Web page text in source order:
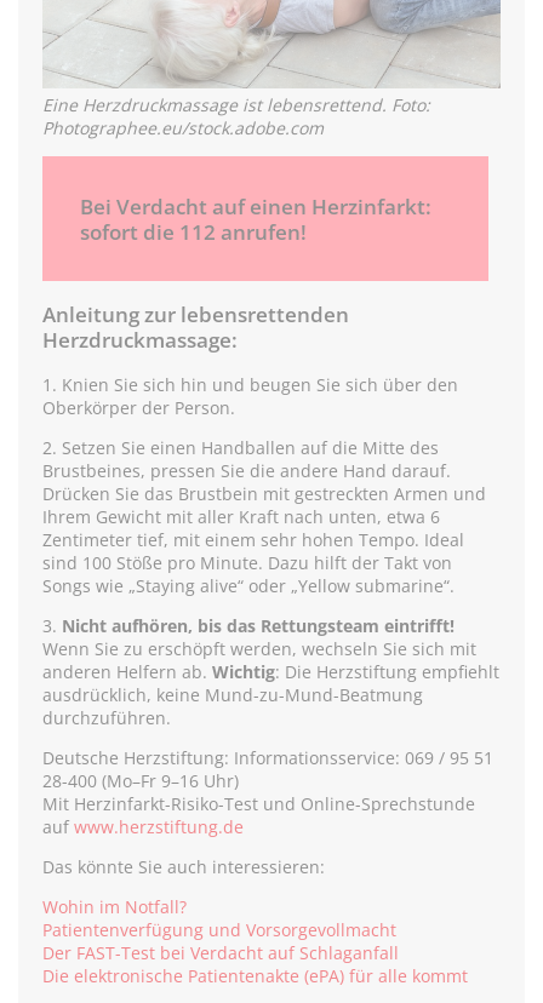
Eine Herzdruckmassage ist lebensrettend. Foto:
Photographee.eu/stock.adobe.com
Bei Verdacht auf einen Herzinfarkt:
sofort die 112 anrufen!
Anleitung zur lebensrettenden
Herzdruckmassage:
1. Knien Sie sich hin und beugen Sie sich über den
Oberkörper der Person.
2. Setzen Sie einen Handballen auf die Mitte des
Brustbeines, pressen Sie die andere Hand darauf.
Drücken Sie das Brustbein mit gestreckten Armen und
Ihrem Gewicht mit aller Kraft nach unten, etwa 6
Zentimeter tief, mit einem sehr hohen Tempo. Ideal
sind 100 Stöße pro Minute. Dazu hilft der Takt von
Songs wie „Staying alive“ oder „Yellow submarine“.
3. Nicht aufhören, bis das Rettungsteam eintrifft!
Wenn Sie zu erschöpft werden, wechseln Sie sich mit
anderen Helfern ab. Wichtig: Die Herzstiftung empfiehlt
ausdrücklich, keine Mund-zu-Mund-Beatmung
durchzuführen.
Deutsche Herzstiftung: Informationsservice: 069 / 95 51
28-400 (Mo–Fr 9–16 Uhr)
Mit Herzinfarkt-Risiko-Test und Online-Sprechstunde
auf www.herzstiftung.de
Das könnte Sie auch interessieren:
Wohin im Notfall?
Patientenverfügung und Vorsorgevollmacht
Der FAST-Test bei Verdacht auf Schlaganfall
Die elektronische Patientenakte (ePA) für alle kommt